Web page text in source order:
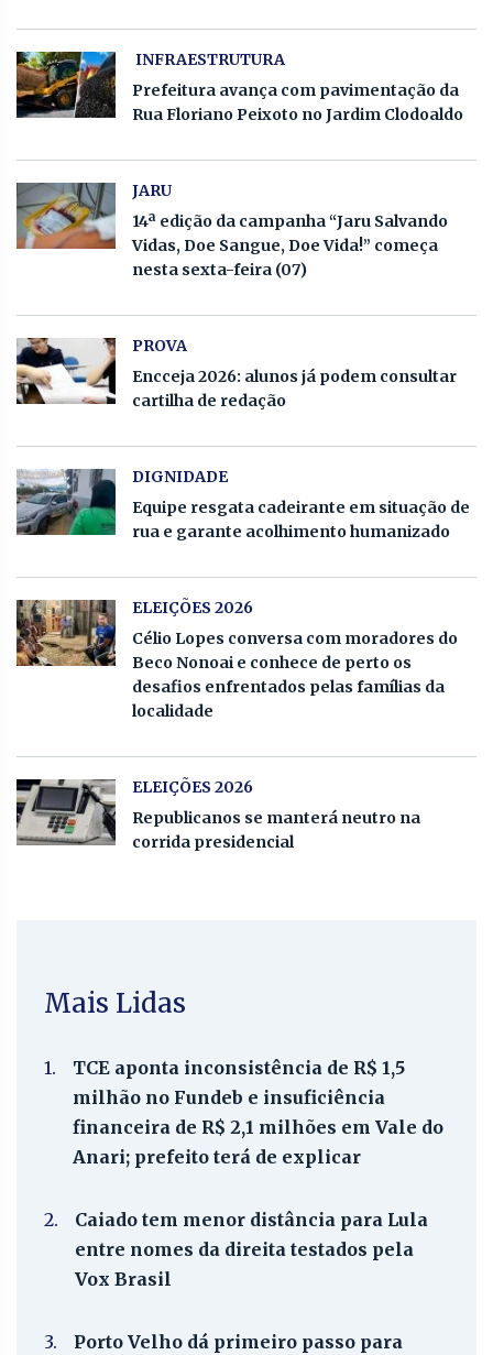
INFRAESTRUTURA
Prefeitura avança com pavimentação da
Rua Floriano Peixoto no Jardim Clodoaldo
JARU
14ª edição da campanha “Jaru Salvando
Vidas, Doe Sangue, Doe Vida!” começa
nesta sexta-feira (07)
PROVA
Encceja 2026: alunos já podem consultar
cartilha de redação
DIGNIDADE
Equipe resgata cadeirante em situação de
rua e garante acolhimento humanizado
ELEIÇÕES 2026
Célio Lopes conversa com moradores do
Beco Nonoai e conhece de perto os
desafios enfrentados pelas famílias da
localidade
ELEIÇÕES 2026
Republicanos se manterá neutro na
corrida presidencial
Mais Lidas
1.
TCE aponta inconsistência de R$ 1,5
milhão no Fundeb e insuficiência
financeira de R$ 2,1 milhões em Vale do
Anari; prefeito terá de explicar
2.
Caiado tem menor distância para Lula
entre nomes da direita testados pela
Vox Brasil
3.
Porto Velho dá primeiro passo para